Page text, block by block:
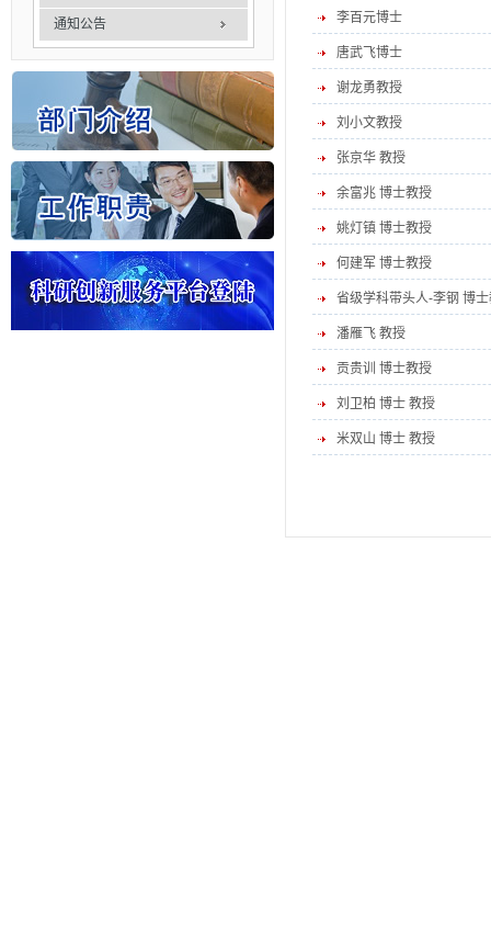
通知公告 李百元博士
唐武飞博士
谢龙勇教授
刘小文教授
张京华 教授
余富兆 博士教授
姚灯镇 博士教授
何建军 博士教授
省级学科带头人-李钢 博
潘雁飞 教授
贡贵训 博士教授
刘卫柏 博士 教授
米双山 博士 教授